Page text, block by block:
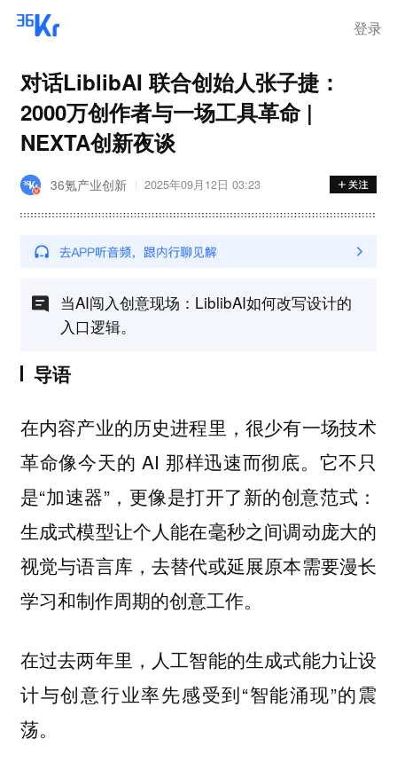
登录
对话LiblibAI 联合创始人张子捷：
2000万创作者与一场工具革命 |
NEXTA创新夜谈
36氪产业创新 2025年09月12日 03:23
当AI闯入创意现场：LiblibAI如何改写设计的
入口逻辑。
导语
在内容产业的历史进程里，很少有一场技术
革命像今天的 AI 那样迅速而彻底。它不只
是“加速器”，更像是打开了新的创意范式：
生成式模型让个人能在毫秒之间调动庞大的
视觉与语言库，去替代或延展原本需要漫长
学习和制作周期的创意工作。
在过去两年里，人工智能的生成式能力让设
计与创意行业率先感受到“智能涌现”的震
荡。